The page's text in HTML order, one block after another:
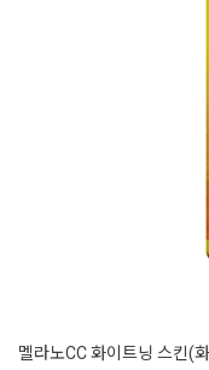
멜라노CC 화이트닝 스킨(